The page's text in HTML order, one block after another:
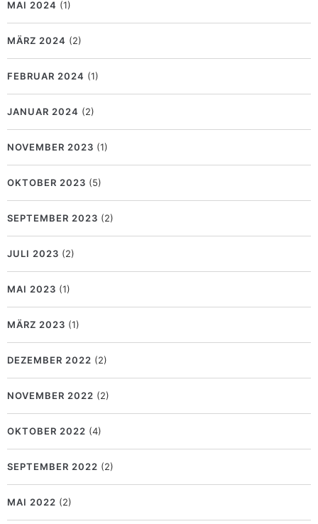
MAI 2024 (1)
MÄRZ 2024 (2)
FEBRUAR 2024 (1)
JANUAR 2024 (2)
NOVEMBER 2023 (1)
OKTOBER 2023 (5)
SEPTEMBER 2023 (2)
JULI 2023 (2)
MAI 2023 (1)
MÄRZ 2023 (1)
DEZEMBER 2022 (2)
NOVEMBER 2022 (2)
OKTOBER 2022 (4)
SEPTEMBER 2022 (2)
MAI 2022 (2)